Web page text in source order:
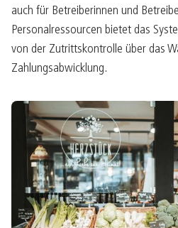
auch für Betreiberinnen und
Personalressourcen bietet das
von der Zutrittskontrolle über das
Zahlungsabwicklung.